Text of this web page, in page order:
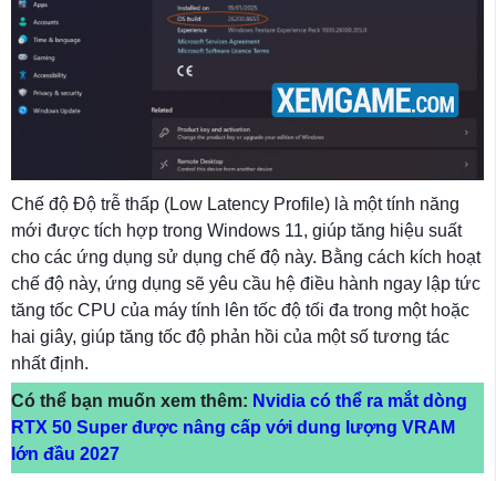
Chế độ Độ trễ thấp (Low Latency Profile) là một tính năng
mới được tích hợp trong Windows 11, giúp tăng hiệu suất
cho các ứng dụng sử dụng chế độ này. Bằng cách kích hoạt
chế độ này, ứng dụng sẽ yêu cầu hệ điều hành ngay lập tức
tăng tốc CPU của máy tính lên tốc độ tối đa trong một hoặc
hai giây, giúp tăng tốc độ phản hồi của một số tương tác
nhất định.
Có thể bạn muốn xem thêm: Nvidia có thể ra mắt dòng
RTX 50 Super được nâng cấp với dung lượng VRAM
lớn đầu 2027